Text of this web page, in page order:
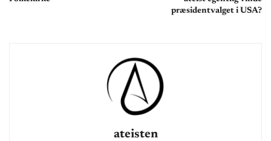
præsidentvalget i USA?
ateisten